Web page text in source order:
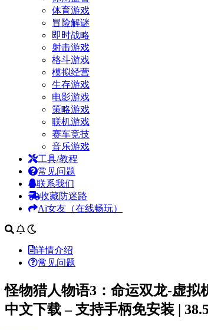
体育游戏
冒险解谜
即时战略
射击游戏
格斗游戏
模拟经营
生存游戏
电影游戏
策略游戏
联机游戏
赛车竞技
音乐游戏
工具/教程
常见问题
联系我们
收藏防迷路
Ai女友（在线畅玩）
详情介绍
常见问题
怪物猎人物语3：命运双龙-虚拟
中文下载 – 支持手柄免安装 |